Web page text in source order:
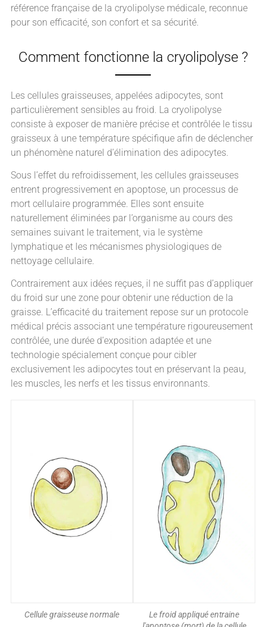
référence française de la cryolipolyse médicale, reconnue
pour son efficacité, son confort et sa sécurité.
Comment fonctionne la cryolipolyse ?
Les cellules graisseuses, appelées adipocytes, sont
particulièrement sensibles au froid. La cryolipolyse
consiste à exposer de manière précise et contrôlée le tissu
graisseux à une température spécifique afin de déclencher
un phénomène naturel d’élimination des adipocytes.
Sous l’effet du refroidissement, les cellules graisseuses
entrent progressivement en apoptose, un processus de
mort cellulaire programmée. Elles sont ensuite
naturellement éliminées par l’organisme au cours des
semaines suivant le traitement, via le système
lymphatique et les mécanismes physiologiques de
nettoyage cellulaire.
Contrairement aux idées reçues, il ne suffit pas d’appliquer
du froid sur une zone pour obtenir une réduction de la
graisse. L’efficacité du traitement repose sur un protocole
médical précis associant une température rigoureusement
contrôlée, une durée d’exposition adaptée et une
technologie spécialement conçue pour cibler
exclusivement les adipocytes tout en préservant la peau,
les muscles, les nerfs et les tissus environnants.
Cellule graisseuse normale
Le froid appliqué entraine